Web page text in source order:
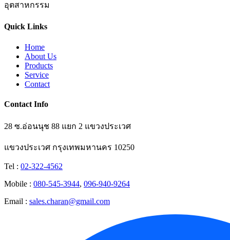
อุตสาหกรรม
Quick Links
Home
About Us
Products
Service
Contact
Contact Info
28 ซ.อ่อนนุช 88 แยก 2 แขวงประเวศ
แขวงประเวศ กรุงเทพมหานคร 10250
Tel : 02-322-4562
Mobile : 080-545-3944, 096-940-9264
Email : sales.charan@gmail.com